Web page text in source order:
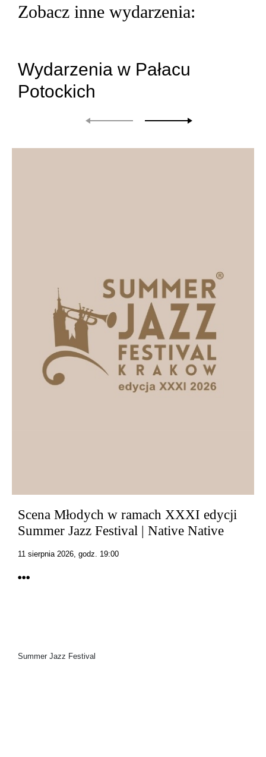
Zobacz inne wydarzenia:
Wydarzenia w Pałacu
Potockich
Scena Młodych w ramach XXXI edycji
Summer Jazz Festival | Native Native
11 sierpnia 2026, godz. 19:00
Summer Jazz Festival